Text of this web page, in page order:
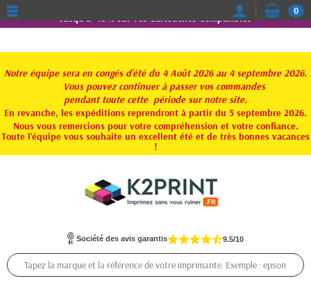
Jusqu'à -15% sur vos Cartouches Compatibles
Notre équipe sera en congés d'été du 4 Août 2026 au 4 septembre 2026.
Vous pouvez continuer à passer vos commandes
pendant toute cette période sur notre site.
En revanche, les expéditions reprendront à partir du 5 septembre 2026.
Nous vous remercions pour votre compréhension et votre confiance.
Toute l'équipe vous souhaite un excellent été et de très bonnes vacances
!
0
Société des avis garantis 9.5/10